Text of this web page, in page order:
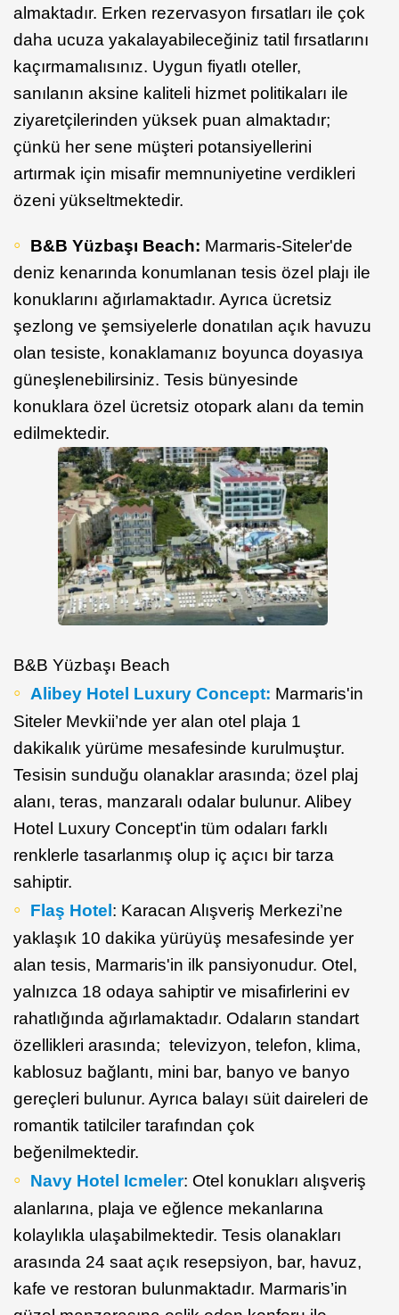
almaktadır. Erken rezervasyon fırsatları ile çok
daha ucuza yakalayabileceğiniz tatil fırsatlarını
kaçırmamalısınız. Uygun fiyatlı oteller,
sanılanın aksine kaliteli hizmet politikaları ile
ziyaretçilerinden yüksek puan almaktadır;
çünkü her sene müşteri potansiyellerini
artırmak için misafir memnuniyetine verdikleri
özeni yükseltmektedir.
B&B Yüzbaşı Beach: Marmaris-Siteler'de
deniz kenarında konumlanan tesis özel plajı ile
konuklarını ağırlamaktadır. Ayrıca ücretsiz
şezlong ve şemsiyelerle donatılan açık havuzu
olan tesiste, konaklamanız boyunca doyasıya
güneşlenebilirsiniz. Tesis bünyesinde
konuklara özel ücretsiz otopark alanı da temin
edilmektedir.
B&B Yüzbaşı Beach
Alibey Hotel Luxury Concept: Marmaris'in
Siteler Mevkii’nde yer alan otel plaja 1
dakikalık yürüme mesafesinde kurulmuştur.
Tesisin sunduğu olanaklar arasında; özel plaj
alanı, teras, manzaralı odalar bulunur. Alibey
Hotel Luxury Concept'in tüm odaları farklı
renklerle tasarlanmış olup iç açıcı bir tarza
sahiptir.
Flaş Hotel : Karacan Alışveriş Merkezi’ne
yaklaşık 10 dakika yürüyüş mesafesinde yer
alan tesis, Marmaris'in ilk pansiyonudur. Otel,
yalnızca 18 odaya sahiptir ve misafirlerini ev
rahatlığında ağırlamaktadır. Odaların standart
özellikleri arasında; televizyon, telefon, klima,
kablosuz bağlantı, mini bar, banyo ve banyo
gereçleri bulunur. Ayrıca balayı süit daireleri de
romantik tatilciler tarafından çok
beğenilmektedir.
Navy Hotel Icmeler: Otel konukları alışveriş
alanlarına, plaja ve eğlence mekanlarına
kolaylıkla ulaşabilmektedir. Tesis olanakları
arasında 24 saat açık resepsiyon, bar, havuz,
kafe ve restoran bulunmaktadır. Marmaris’in